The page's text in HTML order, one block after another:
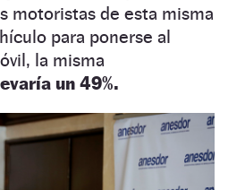
motoristas de esta misma
para ponerse al
la misma
un 49%.